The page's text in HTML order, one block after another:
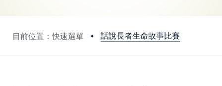
目前位置：快速選單 話說長者生命故事比賽